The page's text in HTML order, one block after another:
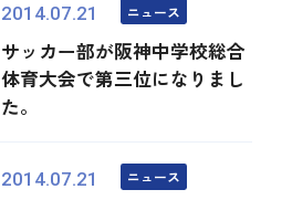
2014.07.21 ニュース
サッカー部が阪神中学校総合
体育大会で第三位になりまし
た。
2014.07.21 ニュース